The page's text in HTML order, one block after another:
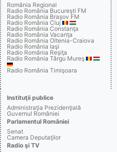
România Regional
Radio România Bucureşti FM
Radio România Braşov FM
Radio România Cluj
Radio România Constanţa
Radio România Vacanţa
Radio România Oltenia-Craiova
Radio România Iaşi
Radio România Reşiţa
Radio România Târgu Mureş
Radio România Timişoara
Instituţii publice
Administraţia Prezidenţială
Guvernul României
Parlamentul României
Senat
Camera Deputaţilor
Radio şi TV